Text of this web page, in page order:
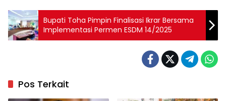
Bupati Toha Pimpin Finalisasi Ikrar Bersama
Implementasi Permen ESDM 14/2025
Pos Terkait